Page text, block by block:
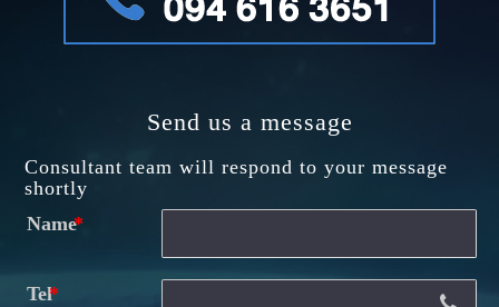
Send us a message
Consultant team will respond to your message
shortly
Name
Tel